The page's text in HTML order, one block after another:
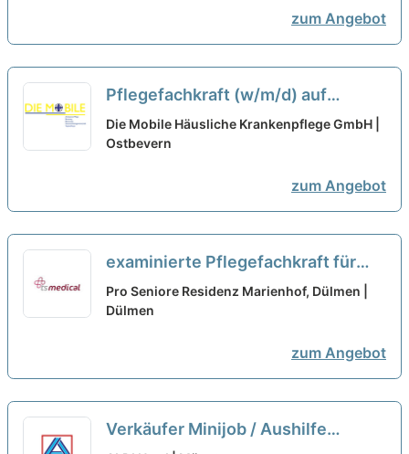
zum Angebot
Pflegefachkraft (w/m/d) auf
Minijob-Basis für
Wochenenddienste (Samstag und
Die Mobile Häusliche Krankenpflege GmbH |
Ostbevern
zum Angebot
examinierte Pflegefachkraft für
den Wochenenddienst neu
Pro Seniore Residenz Marienhof, Dülmen |
Dülmen
zum Angebot
Verkäufer Minijob / Aushilfe